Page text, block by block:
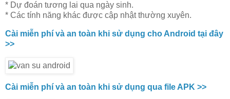
* Dự đoán tương lai qua ngày sinh.
* Các tính năng khác được cập nhật thường xuyên.
Cài miễn phí và an toàn khi sử dụng cho Android tại đây
>>
Cài miễn phí và an toàn khi sử dụng qua file APK >>